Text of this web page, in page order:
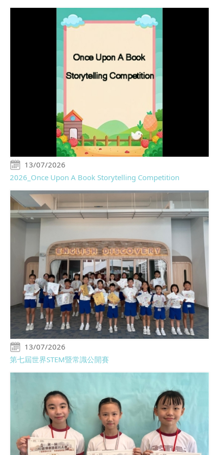
13/07/2026
2026_Once Upon A Book Storytelling Competition
13/07/2026
第七屆世界STEM暨常識公開賽